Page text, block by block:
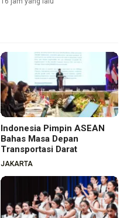
Indonesia Pimpin ASEAN
Bahas Masa Depan
Transportasi Darat
JAKARTA